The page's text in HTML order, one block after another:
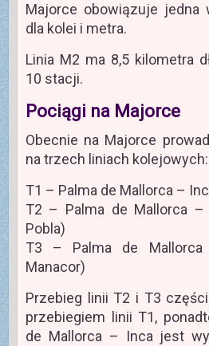
Majorce obowiązuje jedna
dla kolei i metra.
Linia M2 ma 8,5 kilometra
10 stacji.
Pociągi na Majorce
Obecnie na Majorce
na trzech liniach kolejowych:
T1 – Palma de Mallorca –
T2 – Palma de Mallorca –
Pobla)
T3 – Palma de Mallorca
Manacor)
Przebieg linii T2 i T3
przebiegiem linii T1,
de Mallorca – Inca jest